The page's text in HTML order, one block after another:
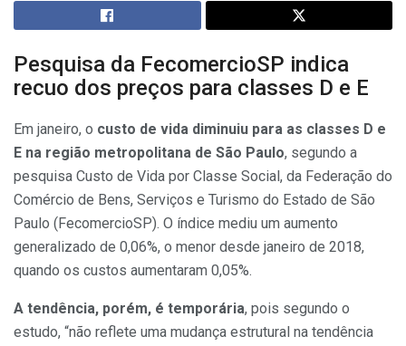
Pesquisa da FecomercioSP indica
recuo dos preços para classes D e E
Em janeiro, o custo de vida diminuiu para as classes D e
E na região metropolitana de São Paulo, segundo a
pesquisa Custo de Vida por Classe Social, da Federação do
Comércio de Bens, Serviços e Turismo do Estado de São
Paulo (FecomercioSP). O índice mediu um aumento
generalizado de 0,06%, o menor desde janeiro de 2018,
quando os custos aumentaram 0,05%.
A tendência, porém, é temporária, pois segundo o
estudo, “não reflete uma mudança estrutural na tendência